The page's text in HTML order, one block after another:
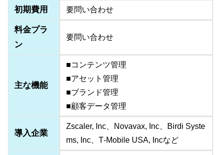
初期費用 要問い合わせ
料金プラ
ン
要問い合わせ
主な機能
■コンテンツ管理
■アセット管理
■ブランド管理
■顧客データ管理
導入企業
Zscaler, Inc、Novavax, Inc、Birdi Syste
ms, Inc、T‑Mobile USA, Incなど